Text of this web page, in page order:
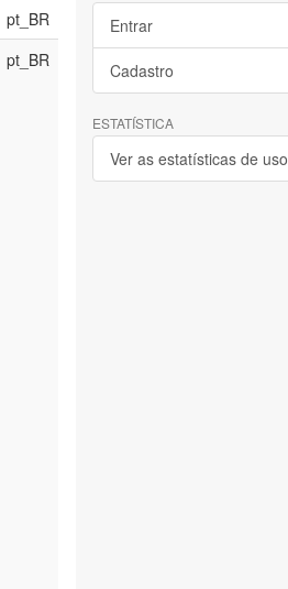
pt_BR
pt_BR
Entrar
Cadastro
ESTATÍSTICA
Ver as estatísticas de uso